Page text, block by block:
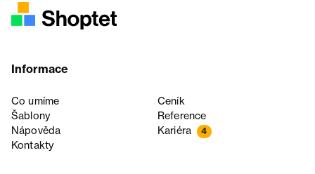
Informace
Co umíme
Ceník
Šablony
Reference
Nápověda
Kariéra 4
Kontakty